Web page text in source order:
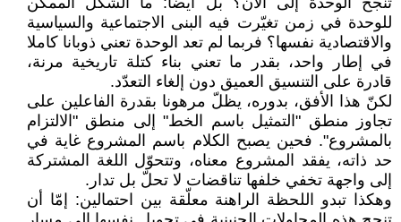
للوحدة في زمن تغيّرت فيه البنى الاجتماعية والسياسية
والاقتصادية نفسها؟ فربما لم تعد الوحدة تعني ذوبانا كاملا
في إطار واحد، بقدر ما تعني بناء كتلة تاريخية مرنة،
قادرة على التنسيق العميق دون إلغاء التعدّد.
لكنّ هذا الأفق، بدوره، يظلّ مرهونا بقدرة الفاعلين على
تجاوز منطق "التمثيل باسم الخط" إلى منطق "الالتزام
بالمشروع". فحين يصبح الكلام باسم المشروع غاية في
حد ذاته، يفقد المشروع معناه، وتتحوّل اللغة المشتركة
إلى واجهة تخفي خلفها تناقضات لا تحلّ بل تدار.
وهكذا تبدو اللحظة الراهنة معلّقة بين احتمالين: إمّا أن